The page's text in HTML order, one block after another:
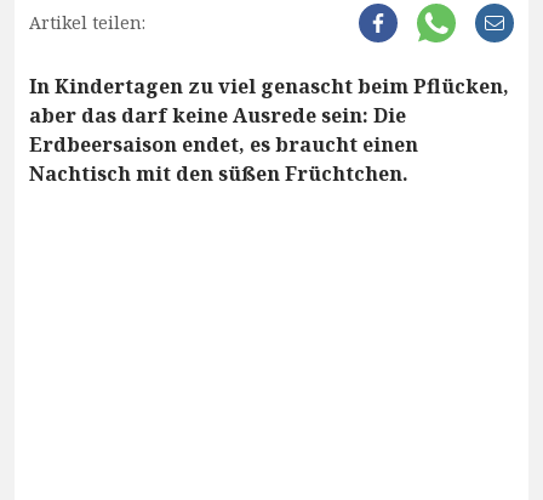
Artikel teilen:
In Kindertagen zu viel genascht beim Pflücken,
aber das darf keine Ausrede sein: Die
Erdbeersaison endet, es braucht einen
Nachtisch mit den süßen Früchtchen.